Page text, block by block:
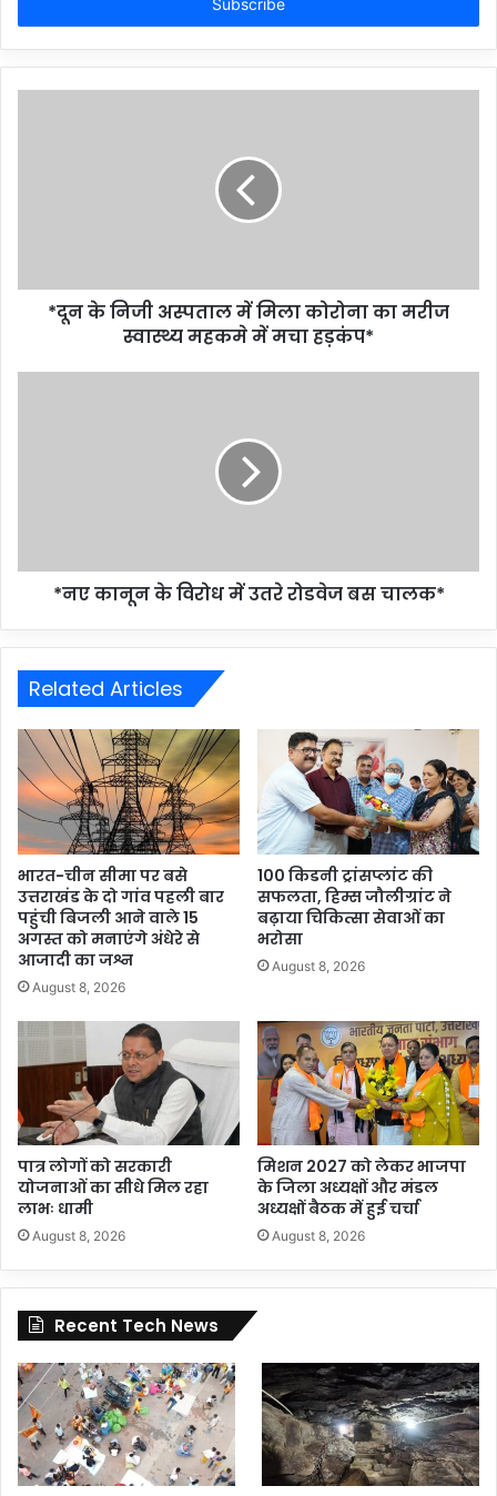
*दून के निजी अस्पताल में मिला कोरोना का मरीज
स्वास्थ्य महकमे में मचा हड़कंप*
*नए कानून के विरोध में उतरे रोडवेज बस चालक*
Related Articles
भारत-चीन सीमा पर बसे
उत्तराखंड के दो गांव पहली बार
पहुंची बिजली आने वाले 15
अगस्त को मनाएंगे अंधेरे से
आजादी का जश्न
August 8, 2026
100 किडनी ट्रांसप्लांट की
सफलता, हिम्स जौलीग्रांट ने
बढ़ाया चिकित्सा सेवाओं का
भरोसा
August 8, 2026
पात्र लोगों को सरकारी
योजनाओं का सीधे मिल रहा
लाभः धामी
August 8, 2026
मिशन 2027 को लेकर भाजपा
के जिला अध्यक्षों और मंडल
अध्यक्षों बैठक में हुई चर्चा
August 8, 2026
Recent Tech News